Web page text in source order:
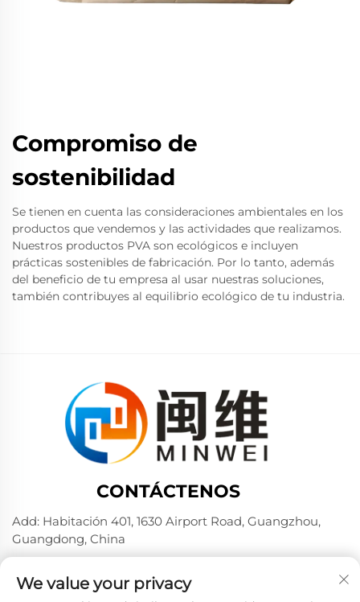
Compromiso de
sostenibilidad
Se tienen en cuenta las consideraciones ambientales en los
productos que vendemos y las actividades que realizamos.
Nuestros productos PVA son ecológicos e incluyen
prácticas sostenibles de fabricación. Por lo tanto, además
del beneficio de tu empresa al usar nuestras soluciones,
también contribuyes al equilibrio ecológico de tu industria.
CONTÁCTENOS
Add: Habitación 401, 1630 Airport Road, Guangzhou,
Guangdong, China
Por teléfono / Wechat / WhatsApp:
We value your privacy